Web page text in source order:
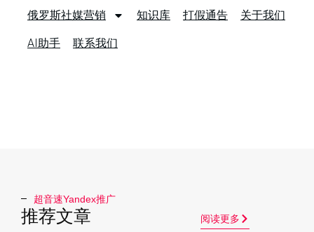
俄罗斯社媒营销 知识库 打假通告 关于我们
AI助手 联系我们
超音速Yandex推广​
推荐文章 阅读更多